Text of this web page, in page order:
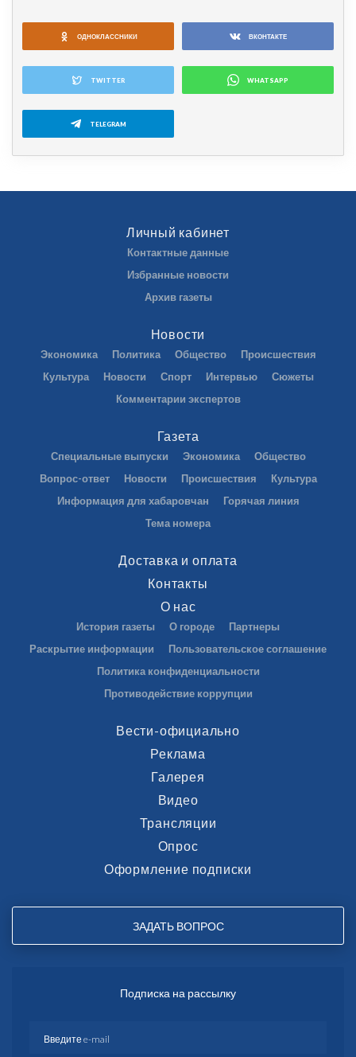
ОДНОКЛАССНИКИ ВКОНТАКТЕ
TWITTER WHATSAPP
TELEGRAM
Личный кабинет
Контактные данные
Избранные новости
Архив газеты
Новости
Экономика Политика Общество
Происшествия
Культура
Новости Спорт Интервью
Сюжеты
Комментарии экспертов
Газета
Специальные выпуски Экономика
Общество
Вопрос-ответ
Новости Происшествия
Культура
Информация для хабаровчан
Горячая линия
Тема номера
Доставка и оплата
Контакты
О нас
История газеты О городе
Партнеры
Раскрытие информации
Пользовательское соглашение
Политика конфиденциальности
Противодействие коррупции
Вести-официально
Реклама
Галерея
Видео
Трансляции
Опрос
Оформление подписки
ЗАДАТЬ ВОПРОС
Подписка на рассылку